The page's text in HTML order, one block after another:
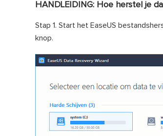
HANDLEIDING: Hoe herstel je
Stap 1. Start het EaseUS
knop.